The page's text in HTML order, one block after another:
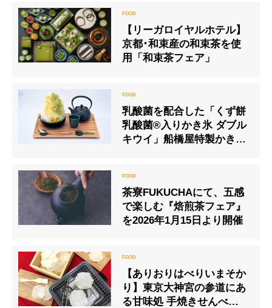
【リーガロイヤルホテル】
京都･和束産の和束茶を使
用「和束茶フェア」
乳酸菌を配合した「くず餅
乳酸菌®入りかき氷 ダブル
キウイ」船橋屋特製かき氷
茶寮FUKUCHAにて、五感
で楽しむ『焙煎茶フェア』
を2026年1月15日より開催
【ありおりはべりいまそか
り】東京大神宮の参道にあ
る甘味処 手焼きせんべい作